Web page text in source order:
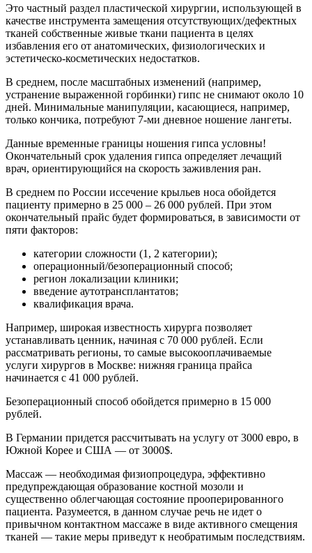
Это частный раздел пластической хирургии, использующей в
качестве инструмента замещения отсутствующих/дефектных
тканей собственные живые ткани пациента в целях
избавления его от анатомических, физиологических и
эстетическо-косметических недостатков.
В среднем, после масштабных изменений (например,
устранение выраженной горбинки) гипс не снимают около 10
дней. Минимальные манипуляции, касающиеся, например,
только кончика, потребуют 7-ми дневное ношение лангеты.
Данные временные границы ношения гипса условны!
Окончательный срок удаления гипса определяет лечащий
врач, ориентирующийся на скорость заживления ран.
В среднем по России иссечение крыльев носа обойдется
пациенту примерно в 25 000 – 26 000 рублей. При этом
окончательный прайс будет формироваться, в зависимости от
пяти факторов:
категории сложности (1, 2 категории);
операционный/безоперационный способ;
регион локализации клиники;
введение аутотрансплантатов;
квалификация врача.
Например, широкая известность хирурга позволяет
устанавливать ценник, начиная с 70 000 рублей. Если
рассматривать регионы, то самые высокооплачиваемые
услуги хирургов в Москве: нижняя граница прайса
начинается с 41 000 рублей.
Безоперационный способ обойдется примерно в 15 000
рублей.
В Германии придется рассчитывать на услугу от 3000 евро, в
Южной Корее и США — от 3000$.
Массаж — необходимая физиопроцедура, эффективно
предупреждающая образование костной мозоли и
существенно облегчающая состояние прооперированного
пациента. Разумеется, в данном случае речь не идет о
привычном контактном массаже в виде активного смещения
тканей — такие меры приведут к необратимым последствиям.